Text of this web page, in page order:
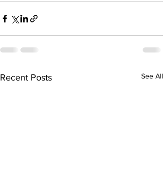
Recent Posts See All